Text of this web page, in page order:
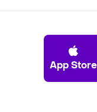
App Store